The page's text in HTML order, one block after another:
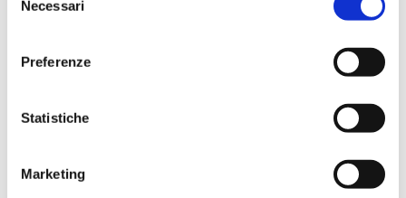
delNecessari
Preferenze
Statistiche
Marketing
Miele: Snackex 2021